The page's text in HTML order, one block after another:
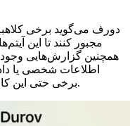
دورف می‌گوید برخی
مجبور کنند تا این
همچنین گزارش‌هایی وجود
اطلاعات شخصی یا
برخی حتی این کار را به یک مدل کسب‌وکار تبدیل کرده‌اند.